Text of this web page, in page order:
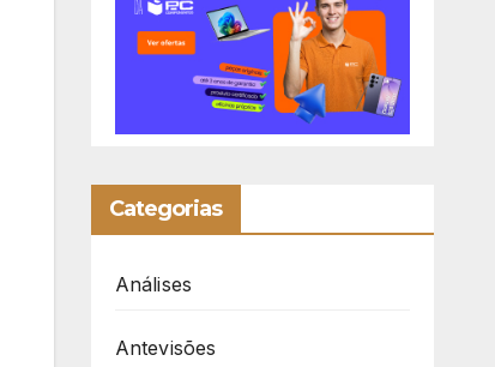
Categorias
Análises
Antevisões